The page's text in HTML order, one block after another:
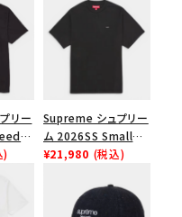
リー
ャツ
)
Supreme シュプリー
ム 2026SS Small
Box Tee スモールボ
¥21,980 (税込)